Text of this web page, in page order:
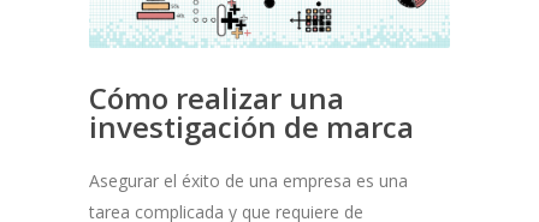
Cómo realizar una
investigación de marca
Asegurar el éxito de una empresa es una
tarea complicada y que requiere de